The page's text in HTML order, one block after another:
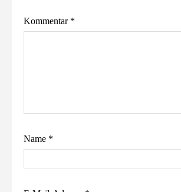
Kommentar *
Name *